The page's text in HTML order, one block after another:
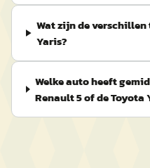
Wat zijn de verschillen
Yaris?
Welke auto heeft
Renault 5 of de Toyota